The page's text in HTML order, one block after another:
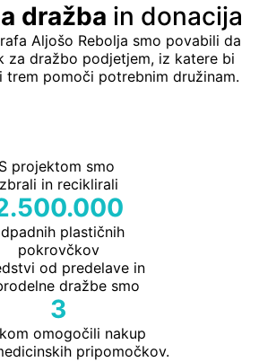
dražba in donacija
Aljošo Rebolja smo povabili da
za dražbo podjetjem, iz katere bi
trem pomoči potrebnim družinam.
S projektom smo
zbrali in reciklirali
plastičnih
pokrovčkov
od predelave in
dražbe smo
3
omogočili nakup
pripomočkov.